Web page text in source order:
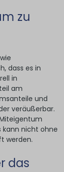
zu
dass es in
in
am
und
veräußerbar.
kann nicht ohne
werden.
das